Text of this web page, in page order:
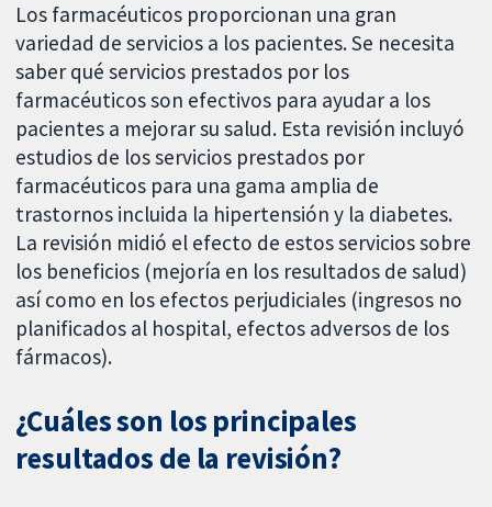
Los farmacéuticos proporcionan una gran
variedad de servicios a los pacientes. Se necesita
saber qué servicios prestados por los
farmacéuticos son efectivos para ayudar a los
pacientes a mejorar su salud. Esta revisión incluyó
estudios de los servicios prestados por
farmacéuticos para una gama amplia de
trastornos incluida la hipertensión y la diabetes.
La revisión midió el efecto de estos servicios sobre
los beneficios (mejoría en los resultados de salud)
así como en los efectos perjudiciales (ingresos no
planificados al hospital, efectos adversos de los
fármacos).
¿Cuáles son los principales
resultados de la revisión?